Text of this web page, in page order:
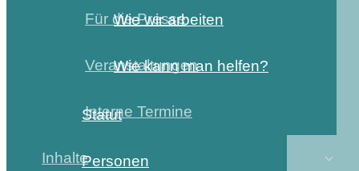
Für die Presse
Veranstaltungen
Interne Termine
Inhalte
Wie wir arbeiten
Wie kann man helfen?
Statut
Personen